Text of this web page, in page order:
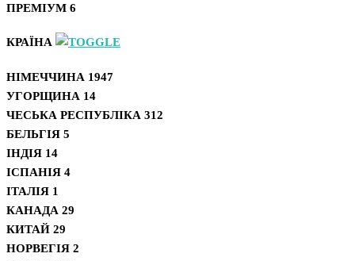
ПРЕМІУМ 6
КРАЇНА
НІМЕЧЧИНА 1947
УГОРЩИНА 14
ЧЕСЬКА РЕСПУБЛІКА 312
БЕЛЬГІЯ 5
ІНДІЯ 14
ІСПАНІЯ 4
ІТАЛІЯ 1
КАНАДА 29
КИТАЙ 29
НОРВЕГІЯ 2